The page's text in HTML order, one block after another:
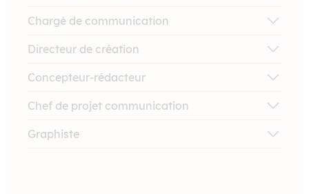
Chargé de communication
Directeur de création
Concepteur-rédacteur
Chef de projet communication
Graphiste